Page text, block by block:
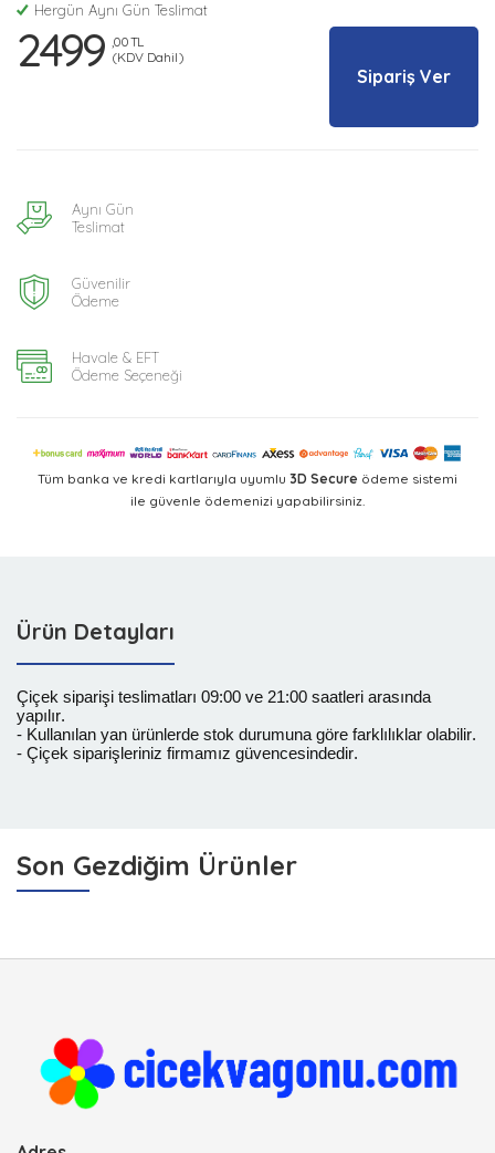
Hergün Aynı Gün Teslimat
2499 ,00 TL
(KDV Dahil)
Sipariş Ver
Aynı Gün
Teslimat
Güvenilir
Ödeme
Havale & EFT
Ödeme Seçeneği
Tüm banka ve kredi kartlarıyla uyumlu 3D Secure ödeme sistemi
ile güvenle ödemenizi yapabilirsiniz.
Ürün Detayları
Çiçek siparişi teslimatları 09:00 ve 21:00 saatleri arasında
yapılır.
- Kullanılan yan ürünlerde stok durumuna göre farklılıklar olabilir.
- Çiçek siparişleriniz firmamız güvencesindedir.
Son Gezdiğim Ürünler